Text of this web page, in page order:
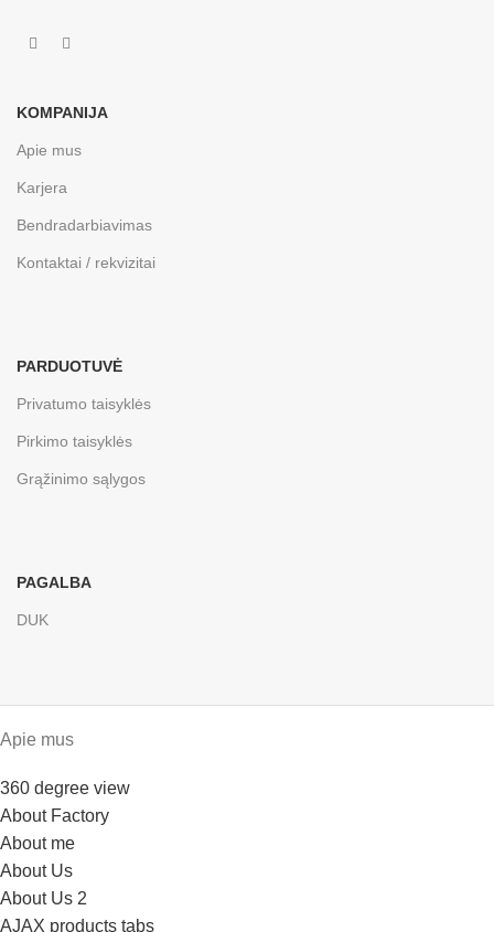
KOMPANIJA
Apie mus
Karjera
Bendradarbiavimas
Kontaktai / rekvizitai
PARDUOTUVĖ
Privatumo taisyklės
Pirkimo taisyklės
Grąžinimo sąlygos
PAGALBA
DUK
Apie mus
360 degree view
About Factory
About me
About Us
About Us 2
AJAX products tabs